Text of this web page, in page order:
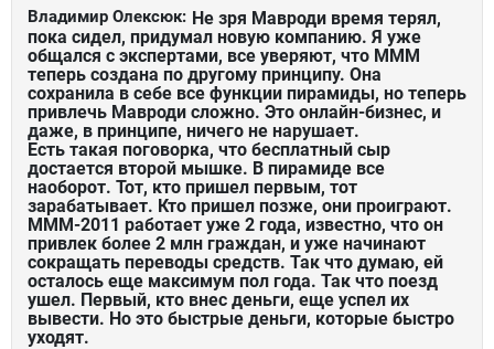
Владимир Олексюк: Не зря Мавроди время терял,
пока сидел, придумал новую компанию. Я уже
общался с экспертами, все уверяют, что МММ
теперь создана по другому принципу. Она
сохранила в себе все функции пирамиды, но теперь
привлечь Мавроди сложно. Это онлайн-бизнес, и
даже, в принципе, ничего не нарушает.
Есть такая поговорка, что бесплатный сыр
достается второй мышке. В пирамиде все
наоборот. Тот, кто пришел первым, тот
зарабатывает. Кто пришел позже, они проиграют.
МММ-2011 работает уже 2 года, известно, что он
привлек более 2 млн граждан, и уже начинают
сокращать переводы средств. Так что думаю, ей
осталось еще максимум пол года. Так что поезд
ушел. Первый, кто внес деньги, еще успел их
вывести. Но это быстрые деньги, которые быстро
уходят.